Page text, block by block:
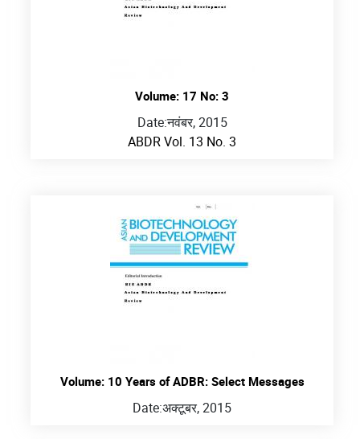
Volume: 17 No: 3
Date:नवंबर, 2015
ABDR Vol. 13 No. 3
Volume: 10 Years of ADBR: Select Messages
Date:अक्टूबर, 2015